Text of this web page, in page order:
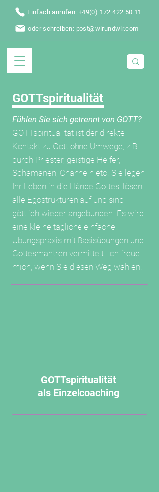
Einfach anrufen: +49(0) 172 422 50 11
oder schreiben: post@wirundwir.com
GOTTspiritualität
Fühlen Sie sich getrennt von GOTT?
GOTTspiritualität ist der direkte
Kontakt zu Gott ohne Umwege, z.B.
durch Priester, geistige Helfer,
Schamanen, Channeln etc. Sie legen
Ihr Leben in die Hände Gottes, lösen
alle Egostrukturen auf und sind
göttlich wieder angebunden. Es wird
eine kleine tägliche einfache
Übungspraxis mit Basisübungen und
Gottesmantren vermittelt. Ich freue
mich, wenn Sie diesen Weg wählen.
GOTTspiritualität
als Einzelcoaching